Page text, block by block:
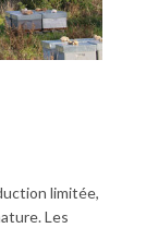
limitée,
Les